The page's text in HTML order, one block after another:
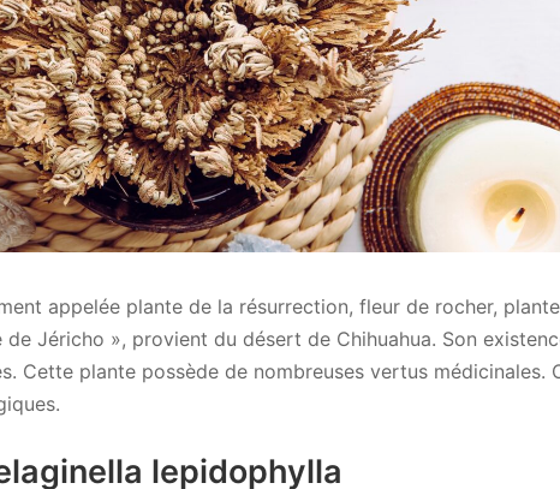
appelée plante de la résurrection, fleur de rocher, plante
Jéricho », provient du désert de Chihuahua. Son
Cette plante possède de nombreuses vertus médicinales.
lepidophylla